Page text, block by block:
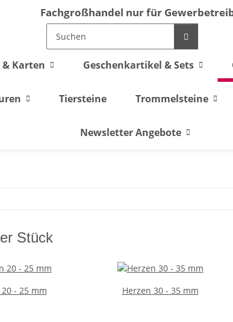
Fachgroßhandel nur für
Karten Geschenkartikel & Sets
Tiersteine Trommelsteine
Newsletter Angebote
Stück
- 25 mm Herzen 30 - 35 mm